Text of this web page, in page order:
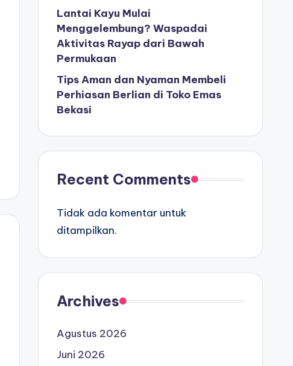
Lantai Kayu Mulai
Menggelembung? Waspadai
Aktivitas Rayap dari Bawah
Permukaan
Tips Aman dan Nyaman Membeli
Perhiasan Berlian di Toko Emas
Bekasi
Recent Comments
Tidak ada komentar untuk
ditampilkan.
Archives
Agustus 2026
Juni 2026